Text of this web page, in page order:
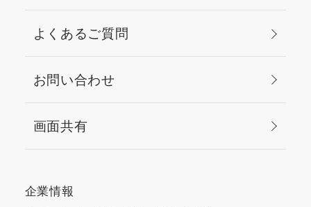
よくあるご質問
お問い合わせ
画面共有
企業情報